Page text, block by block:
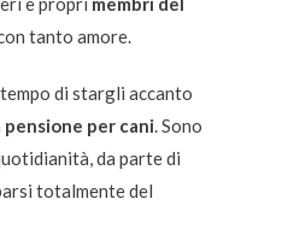
tanto amore.
di stargli accanto
pensione per cani.Sono
da parte di
totalmente del